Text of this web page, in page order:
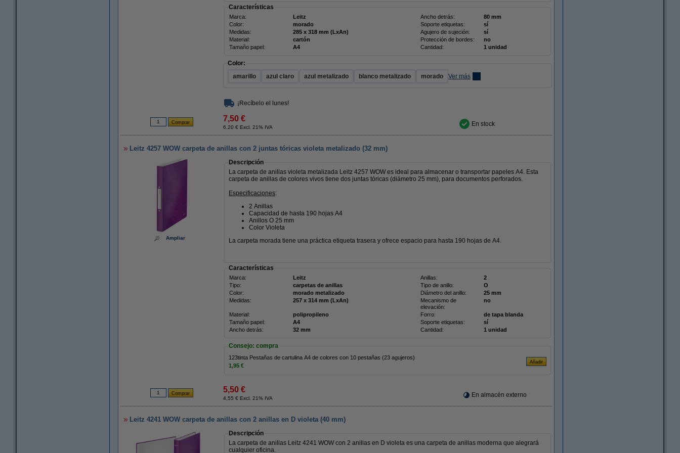
Características
Marca: Leitz Ancho detrás:
80 mm
Color:
morado Soporte etiquetas:
sí
Medidas:
285 x 318 mm (LxAn) Agujero de sujeción:
sí
Material:
cartón Protección de bordes:
no
Tamaño papel:
A4 Cantidad: 1 unidad
Color:
amarillo
azul claro azul metalizado blanco metalizado morado Ver más
¡Recíbelo el lunes!
7,50 €
6,20 € Excl. 21% IVA En stock
Leitz 4257 WOW carpeta de anillas con 2 juntas tóricas violeta metalizado (32 mm)
Ampliar
Descripción
La carpeta de anillas violeta metalizada Leitz 4257 WOW es ideal para almacenar o transportar papeles A4. Esta
carpeta de anillas de colores vivos tiene dos juntas tóricas (diámetro 25 mm), para documentos perforados.
Especificaciones:
2 Anillas
Capacidad de hasta 190 hojas A4
Anillos O 25 mm
Color Violeta
La carpeta morada tiene una práctica etiqueta trasera y ofrece espacio para hasta 190 hojas de A4.
Características
Marca: Leitz Anillas:
2
Tipo:
carpetas de anillas Tipo de anillo:
O
Color:
morado metalizado Diámetro del anillo:
25 mm
Medidas:
257 x 314 mm (LxAn)
Mecanismo de
elevación:
no
Material: polipropileno Forro:
de tapa blanda
Tamaño papel:
A4 Soporte etiquetas:
sí
Ancho detrás:
32 mm Cantidad: 1 unidad
Consejo: compra
123tinta Pestañas de cartulina A4 de colores con 10 pestañas (23 agujeros)
1,95 €
5,50 €
4,55 € Excl. 21% IVA En almacén externo
Leitz 4241 WOW carpeta de anillas con 2 anillas en D violeta (40 mm)
Descripción
La carpeta de anillas Leitz 4241 WOW con 2 anillas en D violeta es una carpeta de anillas moderna que alegrará
cualquier oficina.